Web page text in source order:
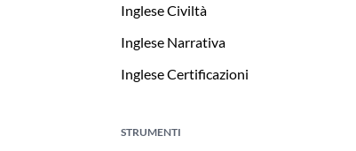
Inglese Civiltà
Inglese Narrativa
Inglese Certificazioni
STRUMENTI